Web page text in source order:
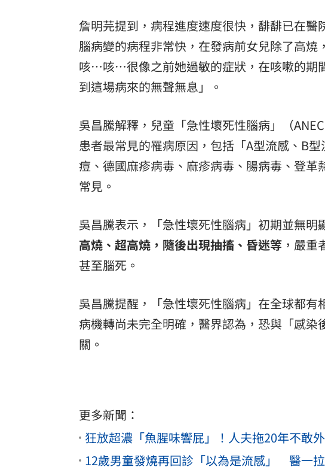
詹明芫提到，病程進度速度很快，馡馡已在
腦病變的病程非常快，在發病前女兒除了高
咳⋯咳⋯很像之前她過敏的症狀，在咳嗽的期
到這場病來的無聲無息」。
吳昌騰解釋，兒童「急性壞死性腦病」（
患者最常見的罹病原因，包括「A型流感、B
痘、德國麻疹病毒、麻疹病毒、腸病毒、登
常見。
吳昌騰表示，「急性壞死性腦病」初期並無明
高燒、超高燒，隨後出現抽搐、昏迷等 ，嚴
甚至腦死。
吳昌騰提醒，「急性壞死性腦病」在全球都
病機轉尚未完全明確，醫界認為，恐與「感
關。
更多新聞：
狂放超濃「魚腥味響屁」！人夫拖20年不敢
12歲男童發燒再回診「以為是流感」 醫一